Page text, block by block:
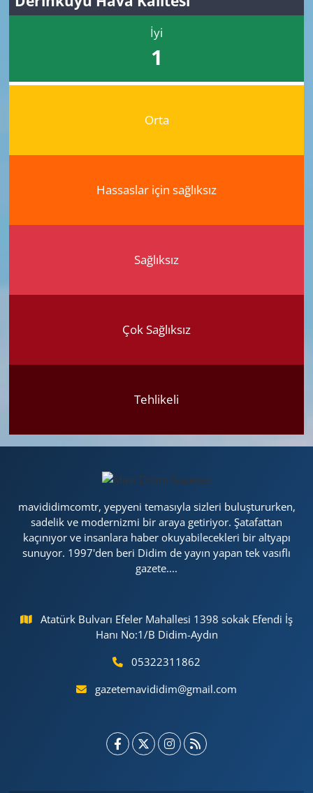
İyi
1
Orta
Hassaslar için sağlıksız
Sağlıksız
Çok Sağlıksız
Tehlikeli
mavididimcomtr, yepyeni temasıyla sizleri buluştururken,
sadelik ve modernizmi bir araya getiriyor. Şatafattan
kaçınıyor ve insanlara haber okuyabilecekleri bir altyapı
sunuyor. 1997'den beri Didim de yayın yapan tek vasıflı
gazete....
Atatürk Bulvarı Efeler Mahallesi 1398 sokak Efendi İş
Hanı No:1/B Didim-Aydın
05322311862
gazetemavididim@gmail.com